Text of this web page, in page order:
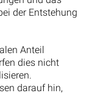
der Entstehung
Anteil
dies nicht
darauf hin,